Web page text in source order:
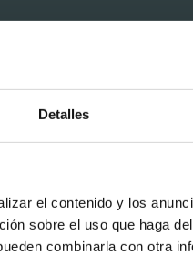
Detalles
el contenido y los
sobre el uso que haga
combinarla con otra